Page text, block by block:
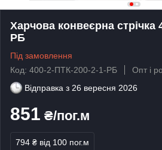
Харчова конвеєрна стрічка
РБ
Під замовлення
Код: 400-2-ПТК-200-2-1-РБ
Опт і
Відправка з 26 вересня 2026
851 ₴/пог.м
794 ₴ від 100 пог.м